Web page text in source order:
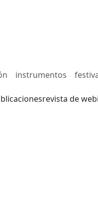
instrumentos
revista de web